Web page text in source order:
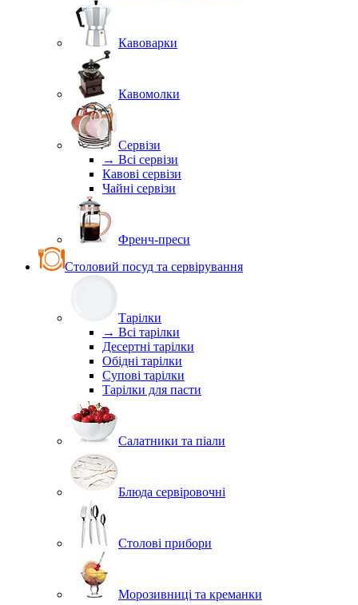
Кавоварки
Кавомолки
Сервізи
→ Всі сервізи
Кавові сервізи
Чайні сервізи
Френч-преси
Столовий посуд та сервірування
Тарілки
→ Всі тарілки
Десертні тарілки
Обідні тарілки
Супові тарілки
Тарілки для пасти
Салатники та піали
Блюда сервіровочні
Столові прибори
Морозивниці та креманки